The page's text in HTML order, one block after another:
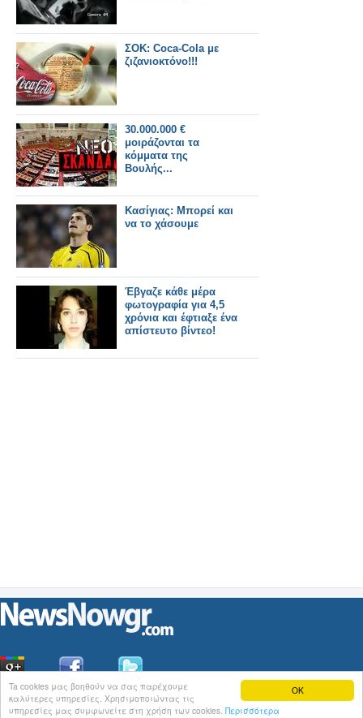
OK
Ta cookies μας βοηθούν να σας παρέχουμε
καλύτερες υπηρεσίες. Χρησιμοποιώντας τις
υπηρεσίες μας συμφωνείτε στη χρήση των cookies. Περισσότερα
ΣΟΚ: Coca-Cola με
ζιζανιοκτόνο!!!
30.000.000 €
μοιράζονται τα
κόμματα της
Βουλής...
Κασίγιας: Μπορεί και
να το χάσουμε
Έβγαζε κάθε μέρα
φωτογραφία για 4,5
χρόνια και έφτιαξε ένα
απίστευτο βίντεο!
ΟιΕιδήσεις του NewsNowgr.com στοiNews